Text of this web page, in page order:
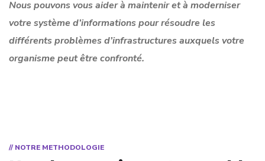
Nous pouvons vous aider à maintenir et à moderniser
votre système d’informations pour résoudre les
différents problèmes d’infrastructures auxquels votre
organisme peut être confronté.
// NOTRE METHODOLOGIE